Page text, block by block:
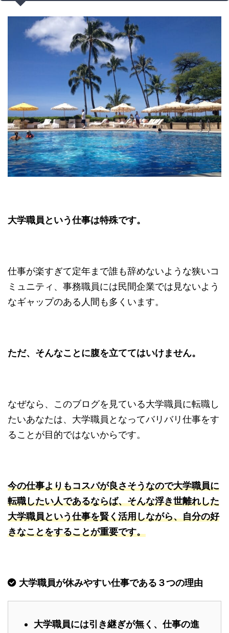
大学職員という仕事は特殊です。
仕事が楽すぎて定年まで誰も辞めないような狭いコ
ミュニティ、事務職員には民間企業では見ないよう
なギャップのある人間も多くいます。
ただ、そんなことに腹を立ててはいけません。
なぜなら、このブログを見ている大学職員に転職し
たいあなたは、大学職員となってバリバリ仕事をす
ることが目的ではないからです。
今の仕事よりもコスパが良さそうなので大学職員に
転職したい人であるならば、そんな浮き世離れした
大学職員という仕事を賢く活用しながら、自分の好
きなことをすることが重要です。
大学職員が休みやすい仕事である３つの理由
大学職員には引き継ぎが無く、仕事の進